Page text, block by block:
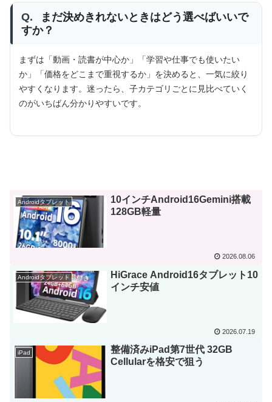
Q.
まだ決めきれないときはどう選べばいいで
すか？
まずは「動画・読書が中心か」「学習や仕事でも使いたい
か」「価格をどこまで重視するか」を決めると、一気に絞り
やすくなります。迷ったら、子カテゴリごとに見比べていく
のがいちばん分かりやすいです。
Androidタブレット
10インチAndroid16Gemini搭載
128GB軽量
2026.08.06
Androidタブレット
HiGrace Android16タブレット10
インチ安値
2026.07.19
iPad
整備済みiPad第7世代 32GB
Cellularを格安で狙う